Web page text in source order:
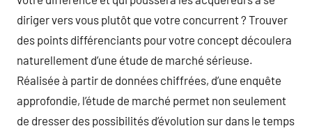
diriger vers vous plutôt que votre concurrent ? Trouver
des points différenciants pour votre concept découlera
naturellement d’une étude de marché sérieuse.
Réalisée à partir de données chiffrées, d’une enquête
approfondie, l’étude de marché permet non seulement
de dresser des possibilités d’évolution sur dans le temps